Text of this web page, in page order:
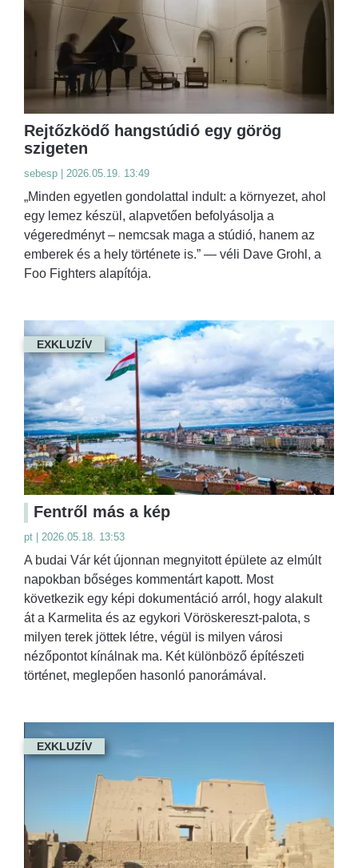
Rejtőzködő hangstúdió egy görög
szigeten
sebesp | 2026.05.19. 13:49
„Minden egyetlen gondolattal indult: a környezet, ahol
egy lemez készül, alapvetően befolyásolja a
végeredményt – nemcsak maga a stúdió, hanem az
emberek és a hely története is.” — véli Dave Grohl, a
Foo Fighters alapítója.
EXKLUZÍV
Fentről más a kép
pt | 2026.05.18. 13:53
A budai Vár két újonnan megnyitott épülete az elmúlt
napokban bőséges kommentárt kapott. Most
következik egy képi dokumentáció arról, hogy alakult
át a Karmelita és az egykori Vöröskereszt-palota, s
milyen terek jöttek létre, végül is milyen városi
nézőpontot kínálnak ma. Két különböző építészeti
történet, meglepően hasonló panorámával.
EXKLUZÍV